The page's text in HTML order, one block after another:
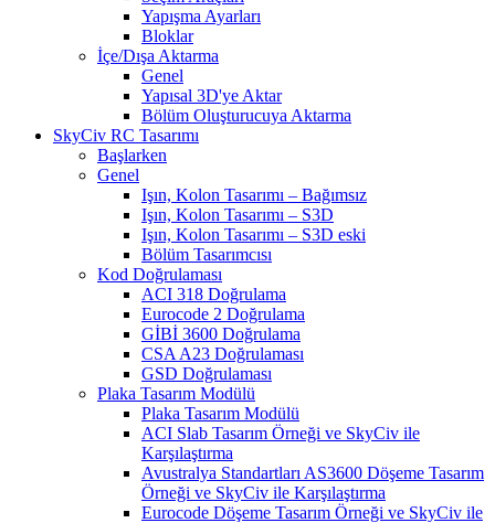
Yapışma Ayarları
Bloklar
İçe/Dışa Aktarma
Genel
Yapısal 3D'ye Aktar
Bölüm Oluşturucuya Aktarma
SkyCiv RC Tasarımı
Başlarken
Genel
Işın, Kolon Tasarımı – Bağımsız
Işın, Kolon Tasarımı – S3D
Işın, Kolon Tasarımı – S3D eski
Bölüm Tasarımcısı
Kod Doğrulaması
ACI 318 Doğrulama
Eurocode 2 Doğrulama
GİBİ 3600 Doğrulama
CSA A23 Doğrulaması
GSD Doğrulaması
Plaka Tasarım Modülü
Plaka Tasarım Modülü
ACI Slab Tasarım Örneği ve SkyCiv ile
Karşılaştırma
Avustralya Standartları AS3600 Döşeme Tasarım
Örneği ve SkyCiv ile Karşılaştırma
Eurocode Döşeme Tasarım Örneği ve SkyCiv ile